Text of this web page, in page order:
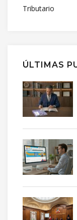
Tributario
ÚLTIMAS